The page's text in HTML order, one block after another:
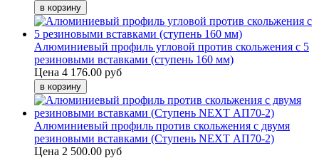
Алюминиевый профиль угловой против скольжения с 5
резиновыми вставками (ступень 160 мм)
Цена 4 176.00 руб
Алюминиевый профиль против скольжения с двумя
резиновыми вставками (Ступень NEXT АП70-2)
Цена 2 500.00 руб